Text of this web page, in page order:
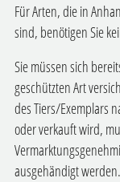
Für Arten, die in
sind, benötigen Sie
Sie müssen sich
geschützten Art
des Tiers/Exemplars
oder verkauft wird,
ausgehändigt werden.